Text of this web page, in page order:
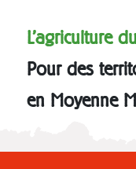
L'agriculture
Pour des
en Moyenne